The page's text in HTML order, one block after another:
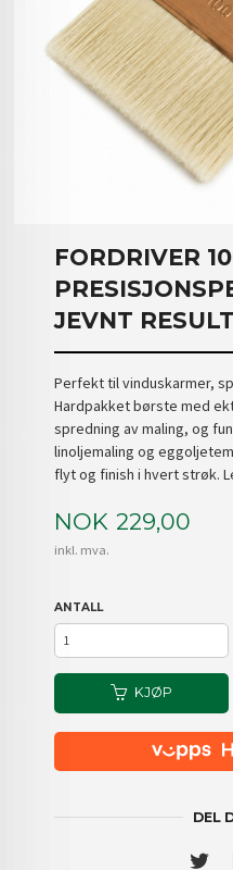
FORDRIVER
JEVNT
Perfekt til vinduskarmer,
Hardpakket børste med
spredning av maling, og
linoljemaling og
flyt og finish i hvert strøk.
Pris
NOK 229,00
inkl. mva.
ANTALL
KJØP
DEL